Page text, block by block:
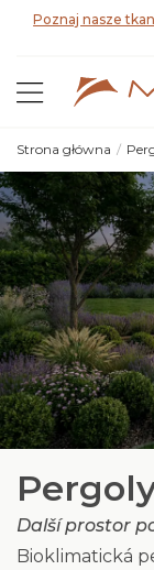
Odkryj
Strona główna
Další prostor
Bioklimatická